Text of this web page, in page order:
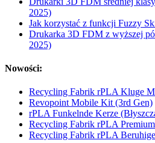
2025)
Jak korzystać z funkcji Fuzzy
Drukarka 3D FDM z wyższej
2025)
Nowości:
Recycling Fabrik rPLA Kluge
Revopoint Mobile Kit (3rd Gen)
rPLA Funkelnde Kerze
Recycling Fabrik rPLA
Recycling Fabrik rPLA